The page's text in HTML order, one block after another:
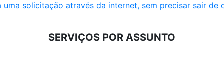
uma solicitação através da internet, sem precisar sair de
SERVIÇOS POR ASSUNTO